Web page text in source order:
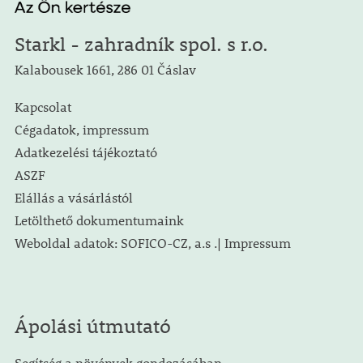
Starkl - zahradník spol. s r.o.
Kalabousek 1661, 286 01 Čáslav
Kapcsolat
Cégadatok, impressum
Adatkezelési tájékoztató
ASZF
Elállás a vásárlástól
Letölthető dokumentumaink
Weboldal adatok: SOFICO-CZ, a.s .| Impressum
Ápolási útmutató